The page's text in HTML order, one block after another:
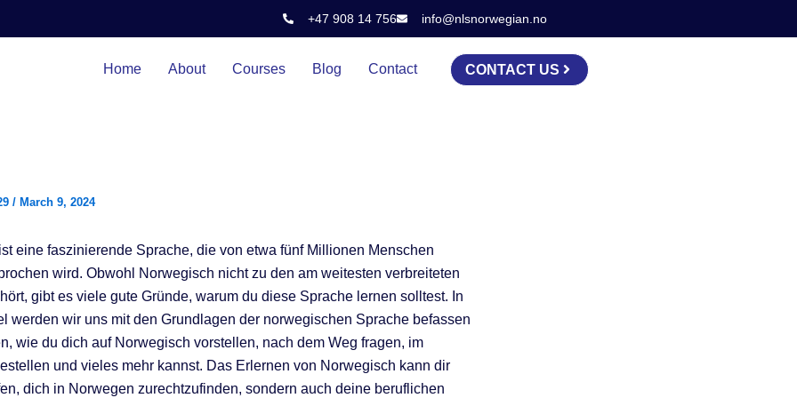
+47 908 14 756 info@nlsnorwegian.no
Home About Courses Blog Contact CONTACT US
/ March 9, 2024
eine faszinierende Sprache, die von etwa fünf Millionen Menschen
wird. Obwohl Norwegisch nicht zu den am weitesten verbreiteten
gibt es viele gute Gründe, warum du diese Sprache lernen solltest. In
werden wir uns mit den Grundlagen der norwegischen Sprache befassen
wie du dich auf Norwegisch vorstellen, nach dem Weg fragen, im
und vieles mehr kannst. Das Erlernen von Norwegisch kann dir
dich in Norwegen zurechtzufinden, sondern auch deine beruflichen